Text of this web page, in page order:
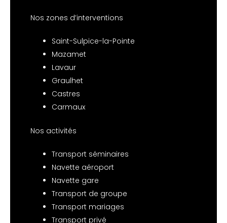
Nos zones d’interventions
Saint-Sulpice-la-Pointe
Mazamet
Lavaur
Graulhet
Castres
Carmaux
Nos activités
Transport séminaires
Navette aéroport
Navette gare
Transport de groupe
Transport mariages
Transport privé